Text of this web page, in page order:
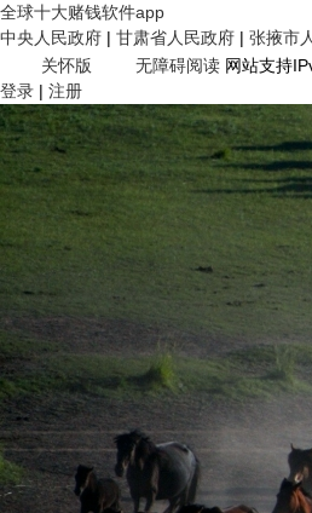
全球十大赌钱软件app
中央人民政府 | 甘肃省人民政府 | 张掖市
关怀版
无障碍阅读 网站支持
登录 | 注册